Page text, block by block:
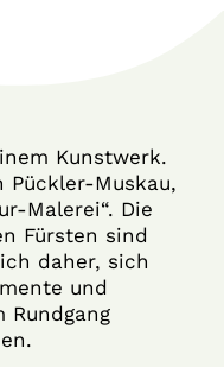
Kunstwerk.
Pückler-Muskau,
Malerei“. Die
Fürsten sind
daher, sich
und
Rundgang